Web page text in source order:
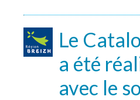
Le
a été
avec le